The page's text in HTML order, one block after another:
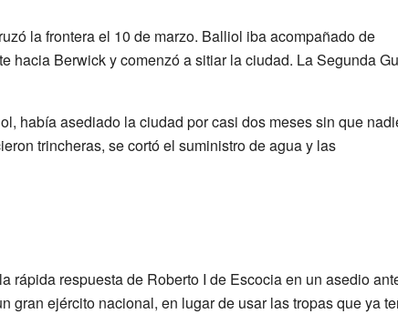
la frontera el 10 de marzo. Balliol iba acompañado de
hacia Berwick y comenzó a sitiar la ciudad. La Segunda
había asediado la ciudad por casi dos meses sin que
trincheras, se cortó el suministro de agua y las
rápida respuesta de Roberto I de Escocia en un asedio
gran ejército nacional, en lugar de usar las tropas que ya